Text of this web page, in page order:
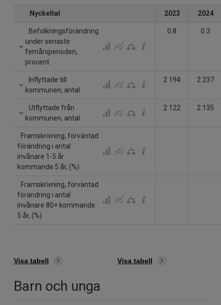
Nyckeltal 2023 2024
Befolkningsförändring
under senaste
femårsperioden,
procent
0.8 0.3
Inflyttade till
kommunen, antal
2 194 2 237
Utflyttade från
kommunen, antal
2 122 2 135
Framskrivning, förväntad
förändring i antal
invånare 1-5 år
kommande 5 år, (%)
Framskrivning, förväntad
förändring i antal
invånare 80+ kommande
5 år, (%)
Visa tabell Visa tabell
Barn och unga